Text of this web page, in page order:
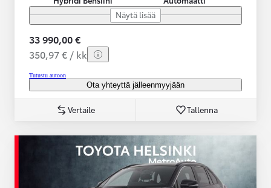
Näytä lisää
33 990,00 €
350,97 € / kk
Tutustu autoon
Ota yhteyttä jälleenmyyjään
Vertaile Tallenna